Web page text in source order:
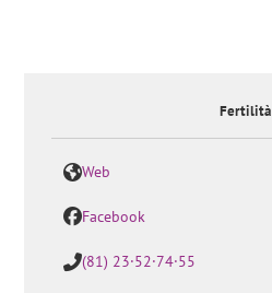
Fertilità
Web
Facebook
(81) 23·52·74·55